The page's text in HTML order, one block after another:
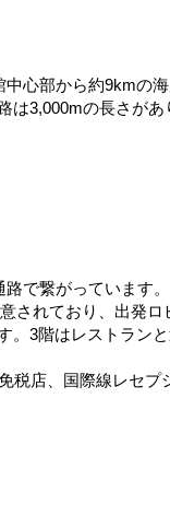
心部から約9kmの
3,000mの長さが
で繋がっています
れており、出発
3階はレストラン
店、国際線レセプ